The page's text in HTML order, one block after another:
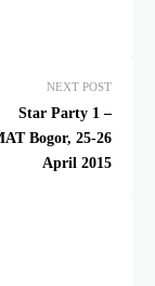
NEXT POST
Star Party 1 –
Bogor, 25-26
April 2015